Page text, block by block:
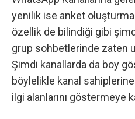
yenilik ise anket
özellik de bilindiği gibi
grup sohbetlerinde zaten
Şimdi kanallarda da boy
böylelikle kanal
ilgi alanlarını göstermeye